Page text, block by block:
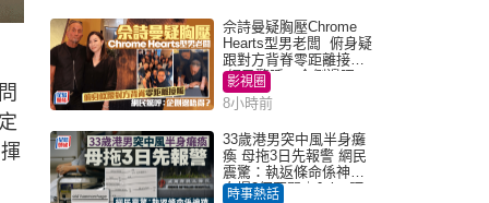
佘詩曼疑胸壓Chrome
Hearts型男老闆 俯身疑
跟對方背脊零距離接觸
網民驚呼：企側邊唔
得？
影視圈
8小時前
33歲港男突中風半身癱
瘓 母拖3日先報警 網民
震驚：執返條命係神蹟
自爆2個惡習｜Juicy叮
時事熱話